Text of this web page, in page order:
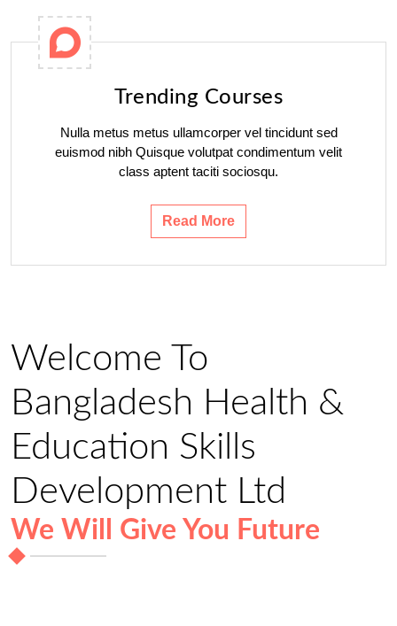
Trending Courses
Nulla metus metus ullamcorper vel tincidunt sed
euismod nibh Quisque volutpat condimentum velit
class aptent taciti sociosqu.
Read More
Welcome To
Bangladesh Health &
Education Skills
Development Ltd
We Will Give You Future